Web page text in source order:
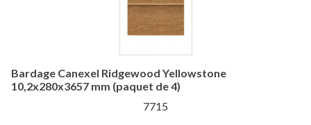
Bardage Canexel Ridgewood Yellowstone
10,2x280x3657 mm (paquet de 4)
7715